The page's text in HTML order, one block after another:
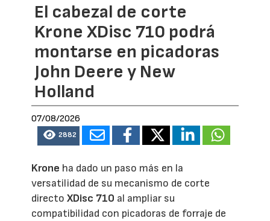
El cabezal de corte
Krone XDisc 710 podrá
montarse en picadoras
John Deere y New
Holland
07/08/2026
2882
Krone ha dado un paso más en la
versatilidad de su mecanismo de corte
directoXDisc 710 al ampliar su
compatibilidad con picadoras de forraje de